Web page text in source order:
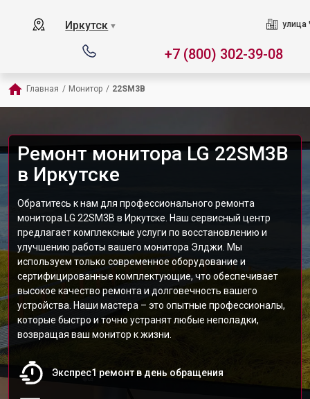
Иркутск ▼ улица
+7 (800) 302-39-08
Главная / Монитор / 22SM3B
Ремонт монитора LG 22SM3B
в Иркутске
Обратитесь к нам для профессионального ремонта
монитора LG 22SM3B в Иркутске. Наш сервисный центр
предлагает комплексные услуги по восстановлению и
улучшению работы вашего монитора Элджи. Мы
используем только современное оборудование и
сертифицированные комплектующие, что обеспечивает
высокое качество ремонта и долговечность вашего
устройства. Наши мастера – это опытные профессионалы,
которые быстро и точно устранят любые неполадки,
возвращая ваш монитор к жизни.
Экспрес1 ремонт в день обращения